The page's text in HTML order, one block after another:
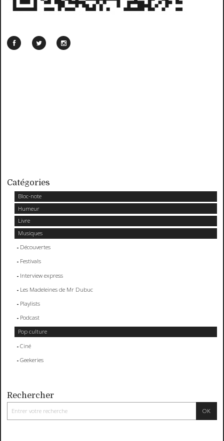
Catégories
Bloc-note
Humeur
Livre
Musiques
Découvertes
Festivals
Interview express
Les Madeleines de Mr Dubuc
Playlists
Podcast
Pop culture
Ciné
Geekeries
Rechercher